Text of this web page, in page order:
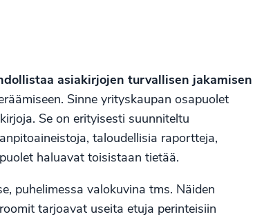
asiakirjojen turvallisen jakamisen
Sinne yrityskaupan osapuolet
Se on erityisesti suunniteltu
taloudellisia raportteja,
haluavat toisistaan tietää.
puhelimessa valokuvina tms. Näiden
tarjoavat useita etuja perinteisiin